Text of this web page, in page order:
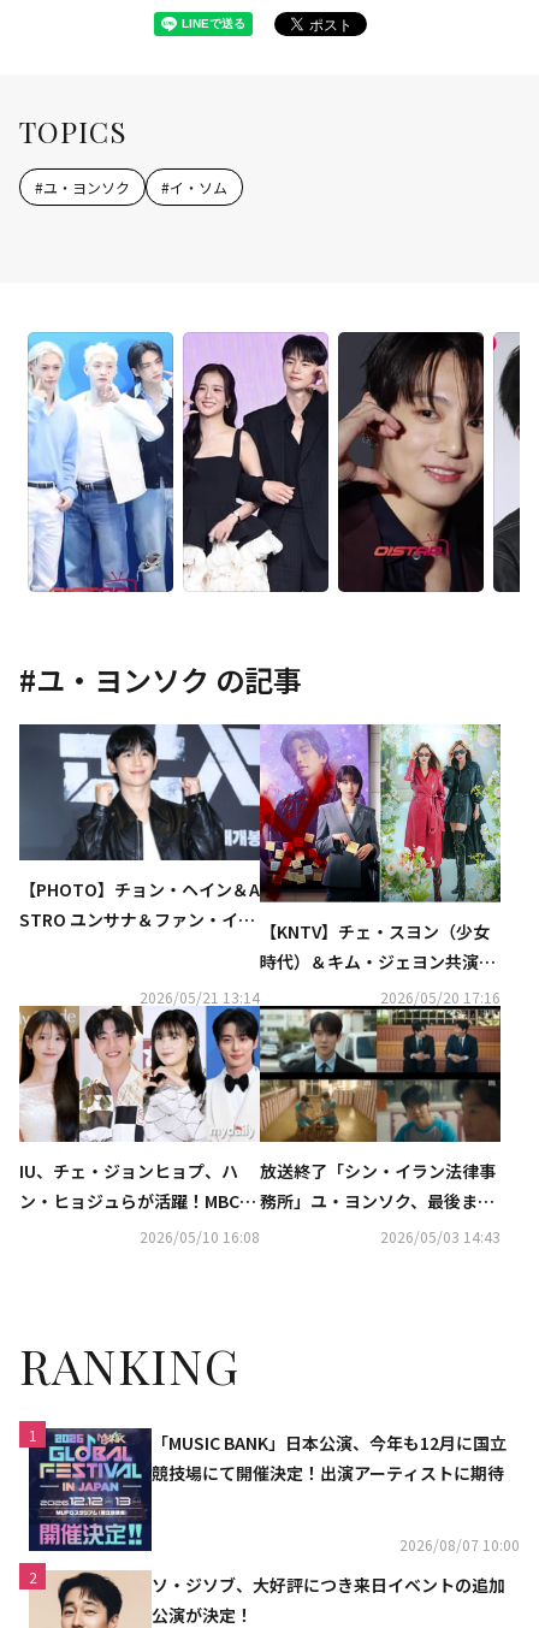
TOPICS
#ユ・ヨンソク #イ・ソム
#ユ・ヨンソク の記事
【PHOTO】チョン・ヘイン＆A
STRO ユンサナ＆ファン・イニ
2026/05/21 13:14
【KNTV】チェ・スヨン（少女
時代）＆キム・ジェヨン共演
『アイドルアイ』7月放送決
定！
2026/05/20 17:16
IU、チェ・ジョンヒョプ、ハ
ン・ヒョジュらが活躍！MBCド
ラマのラインナップに注目
2026/05/10 16:08
放送終了「シン・イラン法律事
務所」ユ・ヨンソク、最後まで
力強い活躍…最高視聴率10％を
2026/05/03 14:43
RANKING
1
「MUSIC BANK」日本公演、今年も12月に国立
競技場にて開催決定！出演アーティストに期待
2026/08/07 10:00
2
ソ・ジソブ、大好評につき来日イベントの追加
公演が決定！